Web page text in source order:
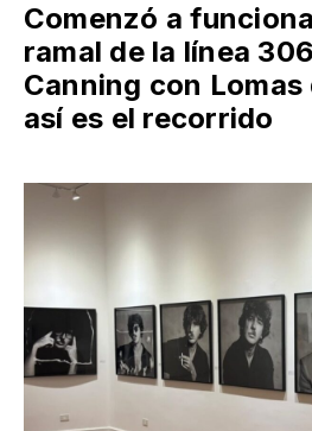
Comenzó a
ramal de la línea
Canning con Lomas
así es el recorrido